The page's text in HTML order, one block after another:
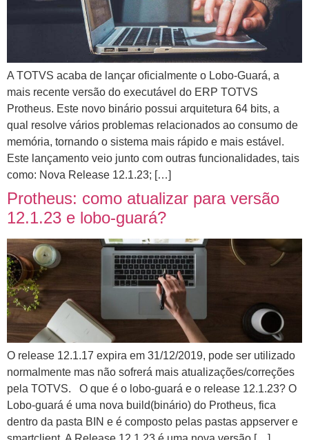
A TOTVS acaba de lançar oficialmente o Lobo-Guará, a
mais recente versão do executável do ERP TOTVS
Protheus. Este novo binário possui arquitetura 64 bits, a
qual resolve vários problemas relacionados ao consumo de
memória, tornando o sistema mais rápido e mais estável.
Este lançamento veio junto com outras funcionalidades, tais
como: Nova Release 12.1.23; […]
Protheus: como atualizar para versão
12.1.23 e lobo-guará?
O release 12.1.17 expira em 31/12/2019, pode ser utilizado
normalmente mas não sofrerá mais atualizações/correções
pela TOTVS. O que é o lobo-guará e o release 12.1.23? O
Lobo-guará é uma nova build(binário) do Protheus, fica
dentro da pasta BIN e é composto pelas pastas appserver e